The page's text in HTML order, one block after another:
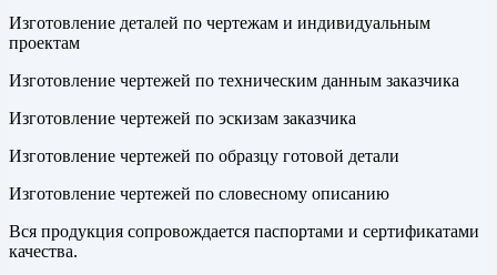
Изготовление деталей по чертежам и индивидуальным
проектам
Изготовление чертежей по техническим данным заказчика
Изготовление чертежей по эскизам заказчика
Изготовление чертежей по образцу готовой детали
Изготовление чертежей по словесному описанию
Вся продукция сопровождается паспортами и сертификатами
качества.